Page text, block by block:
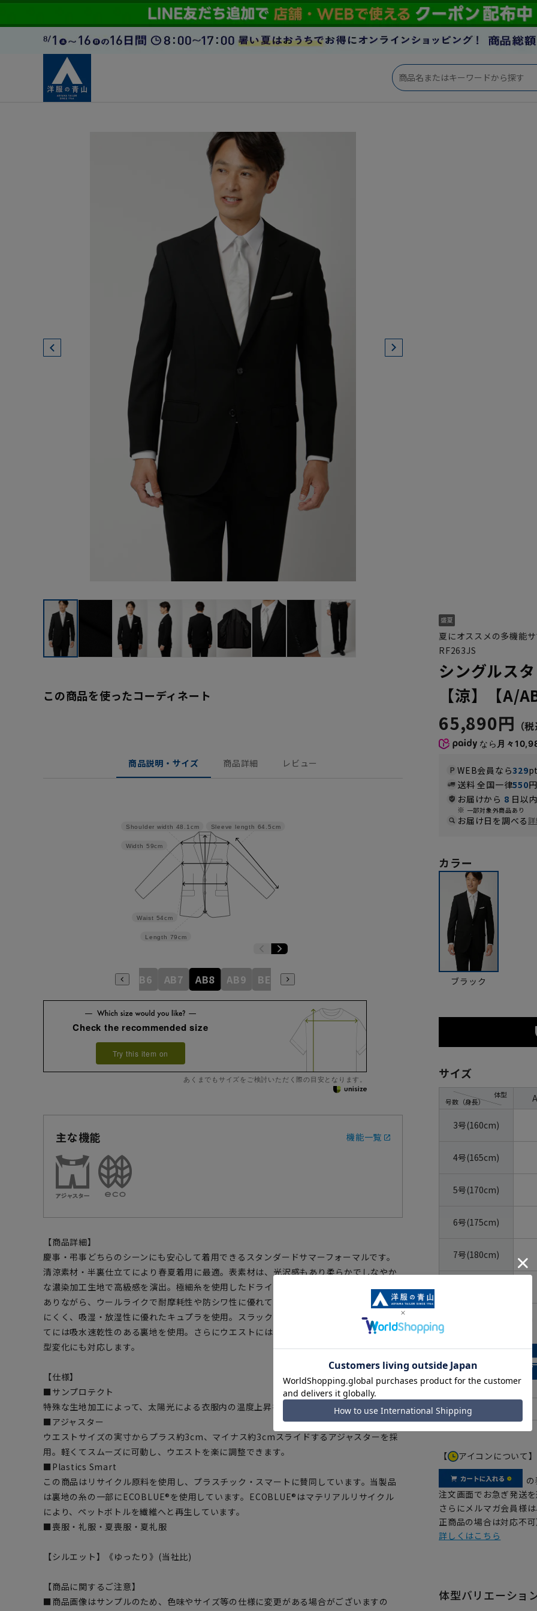
この商品を使ったコーディネート
商品説明・サイズ 商品詳細 レビュー
Sleeve length 64.5cm
Length 79cm
Waist 54cm
Width 59cm
Shoulder width 48.1cm
AB5 AB6 AB7 AB8 AB9 BE1 BE2 BE7 BE8
Check the recommended size
Try this item on
あくまでもサイズをご検討いただく際の目安となります。
主な機能 機能一覧
【商品詳細】
慶事・弔事どちらのシーンにも安心して着用できるスタンダードサマーフォーマルです。
清涼素材・半裏仕立てにより春夏着用に最適。表素材は、光沢感もあり柔らかでしなやか
な濃染加工生地で高級感を演出。極細糸を使用したドライタッチな夏物らしいシャリ感も
ありながら、ウールライクで耐摩耗性や防シワ性に優れています。袖裏には静電気が起き
にくく、吸湿・放湿性に優れたキュプラを使用。スラックスにはメッシュポケット、膝当
てには吸水速乾性のある裏地を使用。さらにウエストにはアジャスターを施し、多少の体
型変化にも対応します。
【仕様】
■サンプロテクト
特殊な生地加工によって、太陽光による衣服内の温度上昇を防ぎます。
■アジャスター
ウエストサイズの実寸からプラス約3cm、マイナス約3cmスライドするアジャスターを採
用。軽くてスムーズに可動し、ウエストを楽に調整できます。
■Plastics Smart
この商品はリサイクル原料を使用し、プラスチック・スマートに賛同しています。当製品
は裏地の糸の一部にECOBLUE®を使用しています。ECOBLUE®はマテリアルリサイクル
により、ペットボトルを繊維へと再生しています。
■喪服・礼服・夏喪服・夏礼服
【シルエット】《ゆったり》(当社比)
【商品に関するご注意】
■商品画像はサンプルのため、色味やサイズ等の仕様に変更がある場合がございますの
夏にオススメの多機能
RF263JS
シングルス
【涼】【A/
65,890円
なら 月々
WEB会員なら329
送料 全国一律550
お届けから 8 日以
一部対象外商品あり
お届け日を調べる詳
カラー
ブラック
サイズ
号数（身長）
体型
3号(160cm)
4号(165cm)
5号(170cm)
6号(175cm)
7号(180cm)
【 アイコンについて】
の
注文画面でお急ぎ発送を
さらにメルマガ会員様
正商品の場合は対応不可
詳しくはこちら
体型バリエーショ